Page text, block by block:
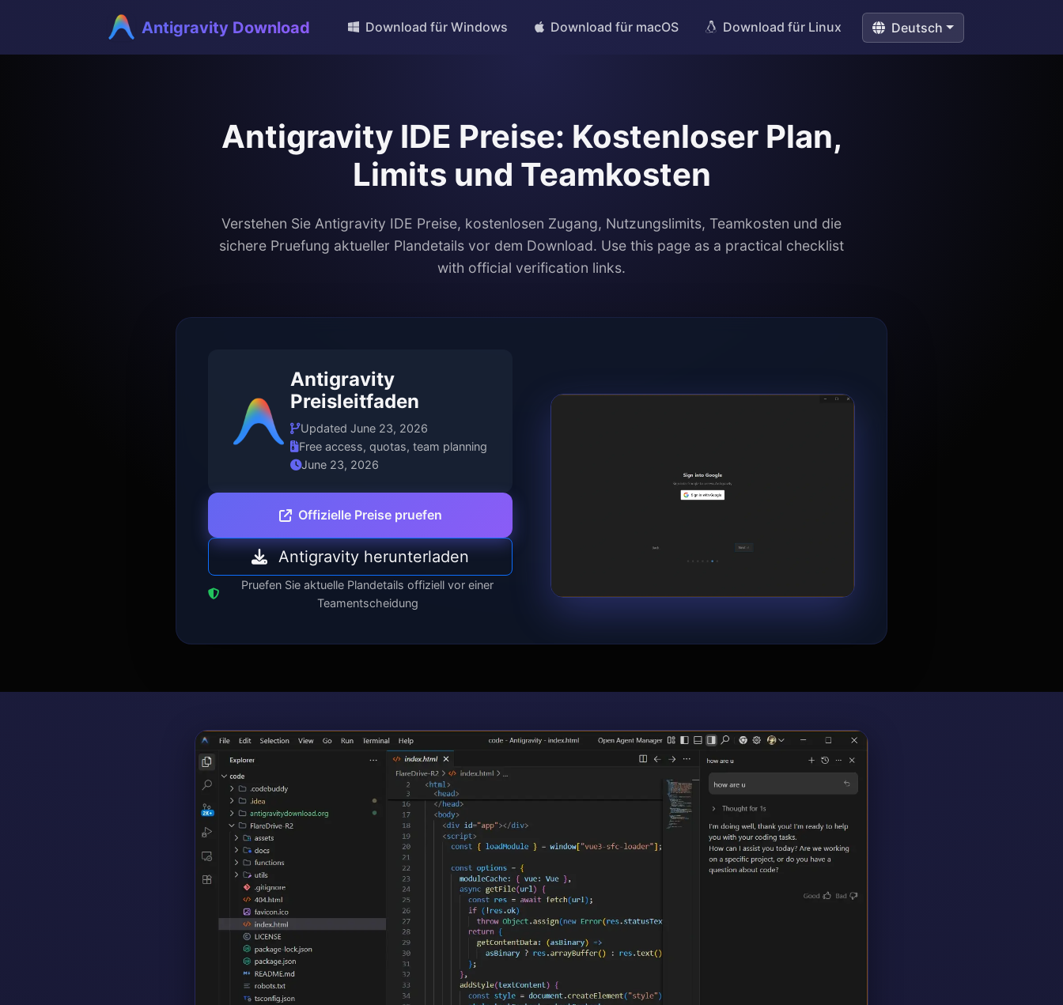
Antigravity Download Download für Windows Download für macOS Download für Linux Deutsch
Antigravity IDE Preise: Kostenloser Plan,
Limits und Teamkosten
Verstehen Sie Antigravity IDE Preise, kostenlosen Zugang, Nutzungslimits, Teamkosten und die
sichere Pruefung aktueller Plandetails vor dem Download. Use this page as a practical checklist
with official verification links.
Antigravity
Preisleitfaden
Updated June 23, 2026
Free access, quotas, team planning
June 23, 2026
Offizielle Preise pruefen
Antigravity herunterladen
Pruefen Sie aktuelle Plandetails offiziell vor einer
Teamentscheidung